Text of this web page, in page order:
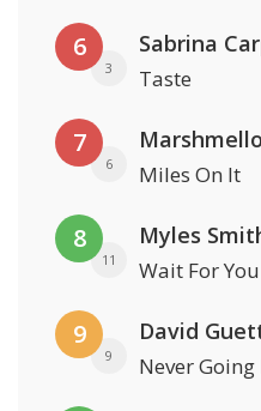
6
3
Sabrina
Taste
7
6 Miles On It
8
11
Myles
Wait For You
9
9 Never